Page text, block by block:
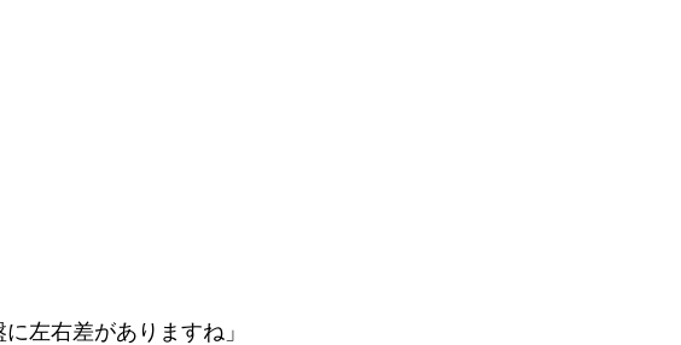
左右差がありますね」